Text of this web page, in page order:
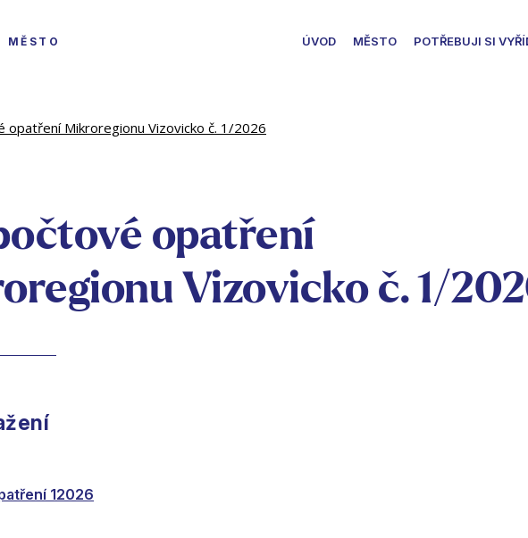
MĚSTO ÚVOD MĚSTO POTŘEBUJI SI
opatření Mikroregionu Vizovicko č. 1/2026
opatření
Vizovicko č. 1/
12026